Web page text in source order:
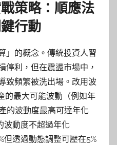
策略：順應法
行動
」的概念。傳統投資人習
停利，但在震盪市場中，
致頻繁被洗出場。改用波
的最大可能波動（例如年
的波動度最高可達年化
波動度不超過年化
但透過動態調整可壓在5%